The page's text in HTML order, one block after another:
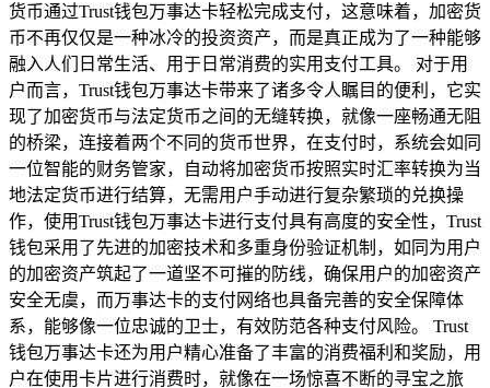
货币通过Trust钱包万事达卡轻松完成支付，这意味着，加密货
币不再仅仅是一种冰冷的投资资产，而是真正成为了一种能够
融入人们日常生活、用于日常消费的实用支付工具。 对于用
户而言，Trust钱包万事达卡带来了诸多令人瞩目的便利，它实
现了加密货币与法定货币之间的无缝转换，就像一座畅通无阻
的桥梁，连接着两个不同的货币世界，在支付时，系统会如同
一位智能的财务管家，自动将加密货币按照实时汇率转换为当
地法定货币进行结算，无需用户手动进行复杂繁琐的兑换操
作，使用Trust钱包万事达卡进行支付具有高度的安全性，Trust
钱包采用了先进的加密技术和多重身份验证机制，如同为用户
的加密资产筑起了一道坚不可摧的防线，确保用户的加密资产
安全无虞，而万事达卡的支付网络也具备完善的安全保障体
系，能够像一位忠诚的卫士，有效防范各种支付风险。 Trust
钱包万事达卡还为用户精心准备了丰富的消费福利和奖励，用
户在使用卡片进行消费时，就像在一场惊喜不断的寻宝之旅